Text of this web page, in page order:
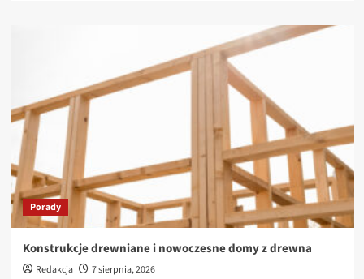
Porady
Konstrukcje drewniane i nowoczesne domy z drewna
Redakcja 7 sierpnia, 2026